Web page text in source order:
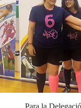
Para la